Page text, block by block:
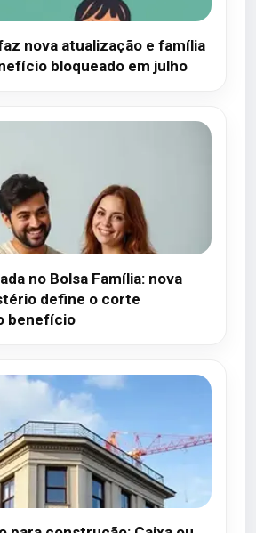
nova atualização e família
bloqueado em julho
no Bolsa Família: nova
define o corte
benefício